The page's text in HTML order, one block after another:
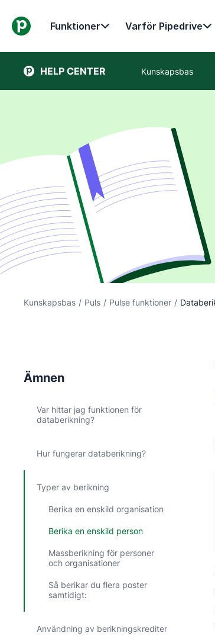
Funktioner Varför Pipedrive
HELP CENTER Kunskapsbas
Kunskapsbas / Puls / Pulse funktioner /
Ämnen
Var hittar jag funktionen för
databerikning?
Hur fungerar databerikning?
Typer av berikning
Berika en enskild organisation
Berika en enskild person
Massberikning för personer
och organisationer
Så berikar du flera poster
samtidigt:
Användning av berikningskrediter